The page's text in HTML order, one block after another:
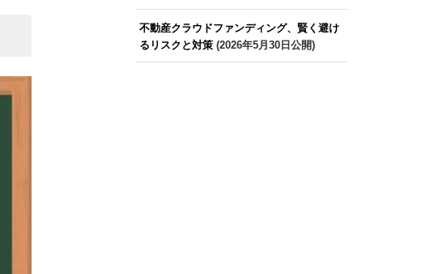
不動産クラウドファンディング、賢く避け
るリスクと対策(2026年5月30日公開)